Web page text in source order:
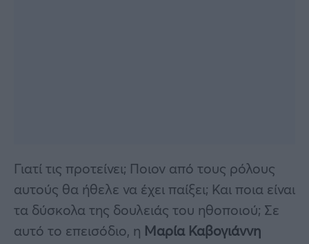
Γιατί τις προτείνει; Ποιον από τους ρόλους
αυτούς θα ήθελε να έχει παίξει; Και ποια είναι
τα δύσκολα της δουλειάς του ηθοποιού; Σε
αυτό το επεισόδιο, η Μαρία Καβογιάννη